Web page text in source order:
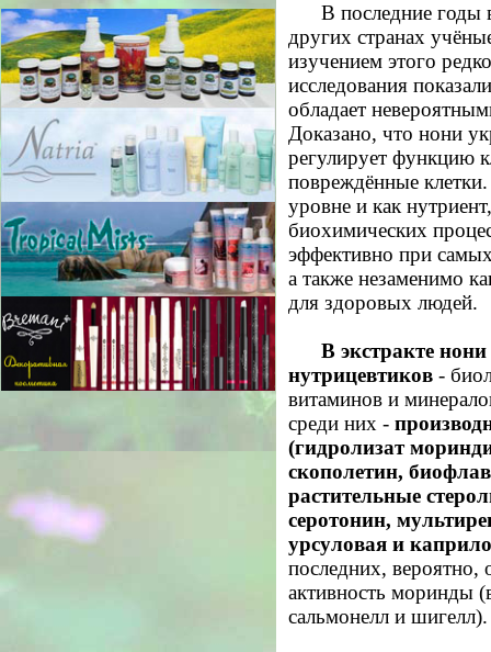
В последние
других странах
изучением этого
исследования
обладает
Доказано, что нони
регулирует функцию
повреждённые
уровне и как
биохимических
эффективно при
а также незаменимо
для здоровых людей.
В экстракте
нутрицевтиков -
витаминов и
среди них -
(гидролизат
скополетин,
растительные
серотонин,
урсуловая и
последних, вероятно,
активность моринды
сальмонелл и шигелл).